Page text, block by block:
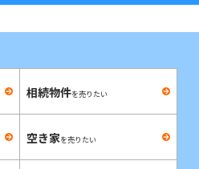
相続物件を売りたい
空き家を売りたい